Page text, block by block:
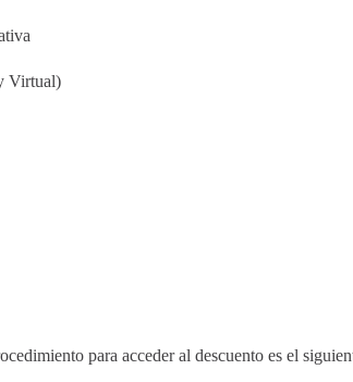
Virtual)
para acceder al descuento es el